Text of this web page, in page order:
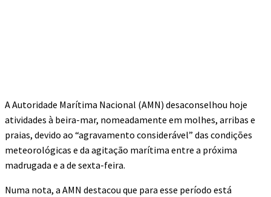
A Autoridade Marítima Nacional (AMN) desaconselhou hoje
atividades à beira-mar, nomeadamente em molhes, arribas e
praias, devido ao “agravamento considerável” das condições
meteorológicas e da agitação marítima entre a próxima
madrugada e a de sexta-feira.
Numa nota, a AMN destacou que para esse período está